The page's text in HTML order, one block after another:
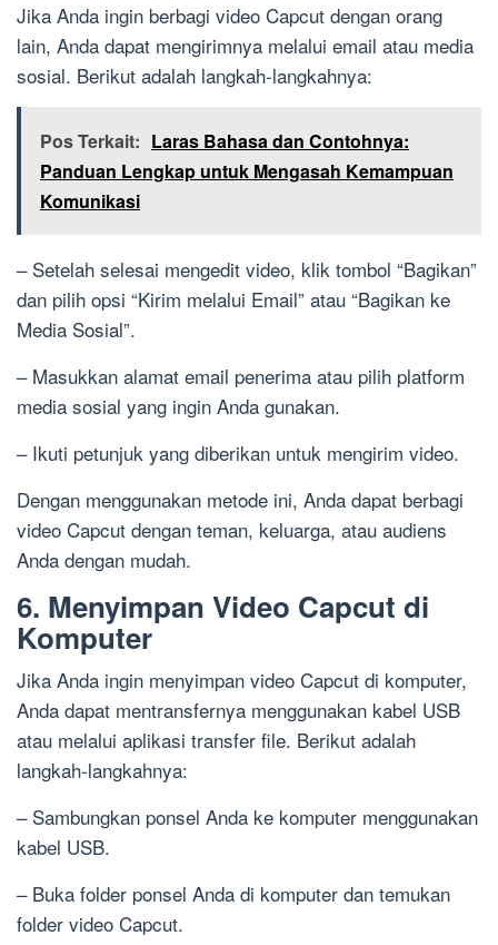
Jika Anda ingin berbagi video Capcut dengan orang
lain, Anda dapat mengirimnya melalui email atau media
sosial. Berikut adalah langkah-langkahnya:
Pos Terkait: Laras Bahasa dan Contohnya:
Panduan Lengkap untuk Mengasah Kemampuan
Komunikasi
– Setelah selesai mengedit video, klik tombol “Bagikan”
dan pilih opsi “Kirim melalui Email” atau “Bagikan ke
Media Sosial”.
– Masukkan alamat email penerima atau pilih platform
media sosial yang ingin Anda gunakan.
– Ikuti petunjuk yang diberikan untuk mengirim video.
Dengan menggunakan metode ini, Anda dapat berbagi
video Capcut dengan teman, keluarga, atau audiens
Anda dengan mudah.
6. Menyimpan Video Capcut di
Komputer
Jika Anda ingin menyimpan video Capcut di komputer,
Anda dapat mentransfernya menggunakan kabel USB
atau melalui aplikasi transfer file. Berikut adalah
langkah-langkahnya:
– Sambungkan ponsel Anda ke komputer menggunakan
kabel USB.
– Buka folder ponsel Anda di komputer dan temukan
folder video Capcut.